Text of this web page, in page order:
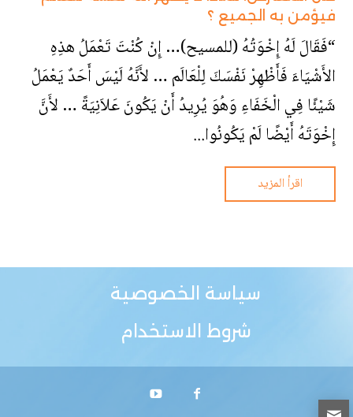
فيؤمن به الجميع ؟
“فَقَالَ لَهُ إِخْوَتُهُ (للمسيح)… إِنْ كُنْتَ تَعْمَلُ هذِهِ
الأَشْيَاءَ فَأَظْهِرْ نَفْسَكَ لِلْعَالَم … لأَنَّهُ لَيْسَ أَحَدٌ يَعْمَلُ
شَيْئًا فِي الْخَفَاءِ وَهُوَ يُرِيدُ أَنْ يَكُونَ عَلاَنِيَةً … لأَنَّ
إِخْوَتَهُ أَيْضًا لَمْ يَكُونُوا...
اقرأ المزيد
سياسة الخصوصية
شروط الاستخدام